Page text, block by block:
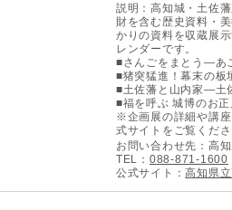
説明：高知城・土佐
財を含む歴史資料・
かりの資料を収蔵展
レンダーです。
■さんごをまとう―あ
■猪突猛進！幕末の板
■土佐藩と山内家―
■福を呼ぶ 城博のお正
※企画展の詳細や講
式サイトをご覧くださ
お問い合わせ先：高
TEL： 088-871-1600
公式サイト：高知県